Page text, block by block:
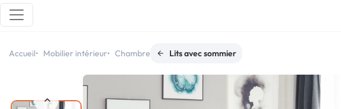
Accueil Mobilier intérieur Chambre Lits avec sommier